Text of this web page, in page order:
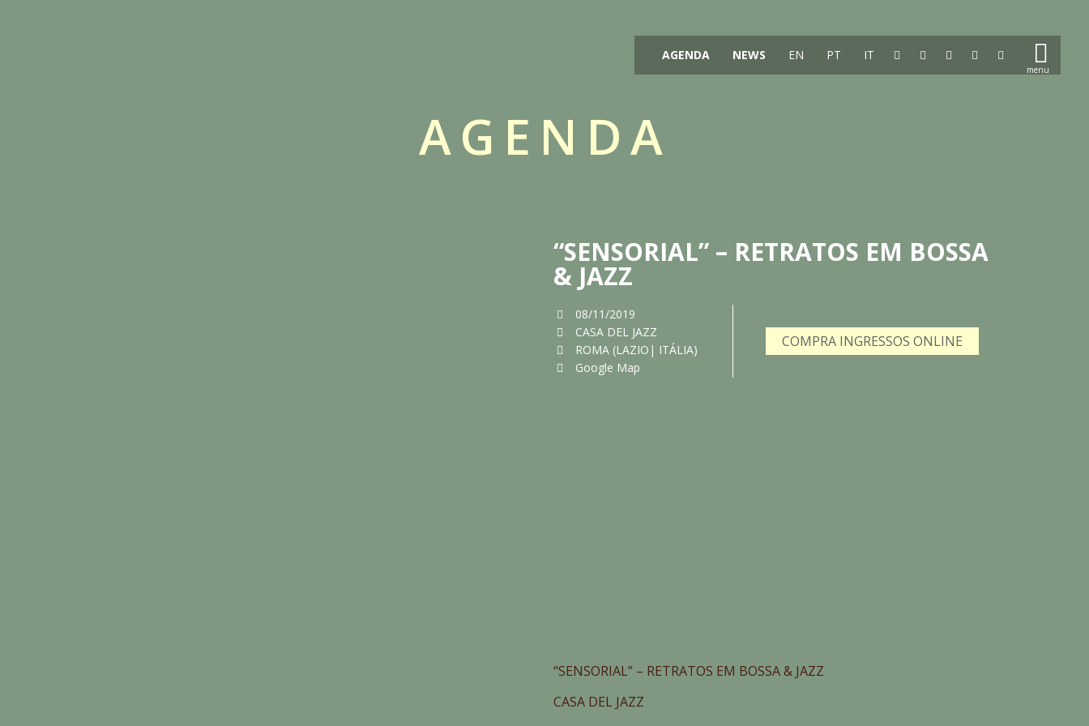
AGENDA NEWS EN PT IT
AGENDA
“SENSORIAL” – RETRATOS EM BOSSA
& JAZZ
08/11/2019
CASA DEL JAZZ
ROMA (LAZIO| ITÁLIA)
Google Map
COMPRA INGRESSOS ONLINE
“SENSORIAL” – RETRATOS EM BOSSA & JAZZ
CASA DEL JAZZ